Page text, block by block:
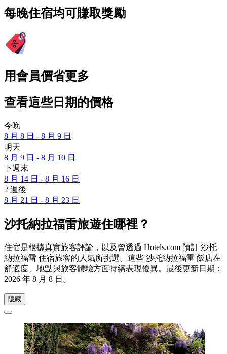
每晚住宿均可賺取獎勵
用會員價省更多
查看這些日期的價格
今晚
8 月 8 日 - 8 月 9 日
明天
8 月 9 日 - 8 月 10 日
下週末
8 月 14 日 - 8 月 16 日
2 週後
8 月 21 日 - 8 月 23 日
沙托納拉福雷旅遊住哪裡？
住宿是根據真實旅客評論，以及曾透過 Hotels.com 預訂 沙托
納拉福雷 住宿旅客的人氣所挑選。這些 沙托納拉福雷 飯店在
舒適度、地點與旅客體驗方面持續表現優異。最後更新日期：
2026 年 8 月 8 日 。
隱藏